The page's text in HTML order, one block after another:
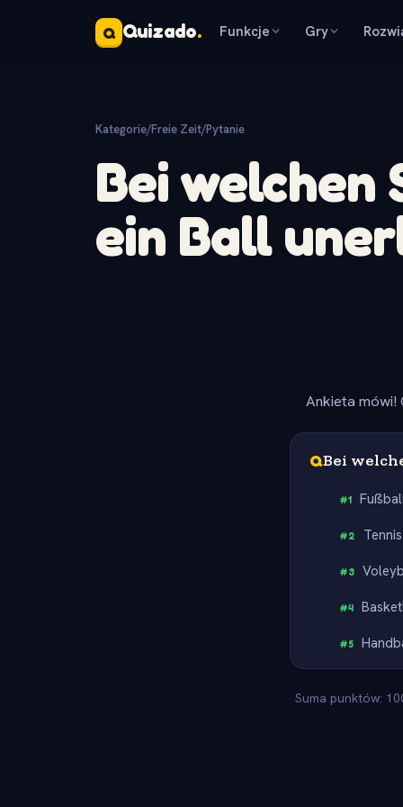
Q Quizado. Funkcje Gry
Kategorie/Freie Zeit/Pytanie
Bei
ein Ball
Ankieta mówi!
QBei
#1
#2 Tennis
#3
#4
#5
Suma punktów: